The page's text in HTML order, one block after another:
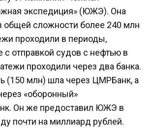
экспедиция» (ЮЖЭ). Она
общей сложности более 240 млн
проходили в периоды,
отправкой судов с нефтью в
проходили через два банка.
(150 млн) шла через ЦМРБанк, а
«оборонный»
Он же предоставил ЮЖЭ в
почти на миллиард рублей.